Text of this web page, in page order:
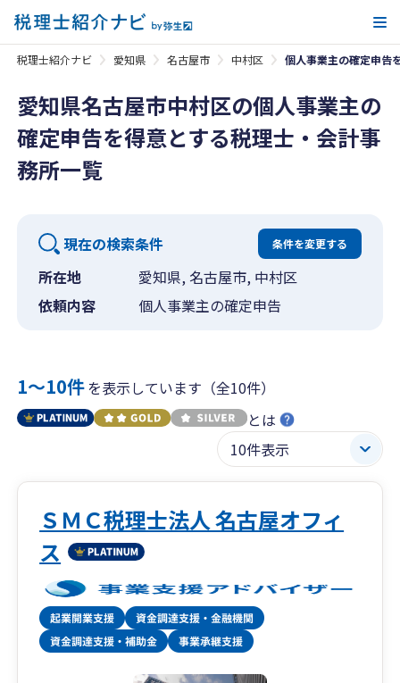
税理士紹介ナビ 愛知県 名古屋市 中村区 個人事業主の確定申告
愛知県名古屋市中村区の個人事業主の
確定申告を得意とする税理士・会計事
務所一覧
現在の検索条件 条件を変更する
所在地
愛知県, 名古屋市, 中村区
依頼内容
個人事業主の確定申告
1〜10件を表示しています（全10件）
とは
ＳＭＣ税理士法人 名古屋オフィ
ス